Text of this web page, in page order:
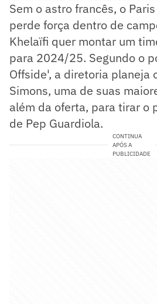
Sem o astro francês, o
perde força dentro de
Khelaïfi quer montar um
para 2024/25. Segundo o
Offside', a diretoria planeja
Simons, uma de suas
além da oferta, para tirar o
de Pep Guardiola.
CONTINUA
APÓS A
PUBLICIDADE